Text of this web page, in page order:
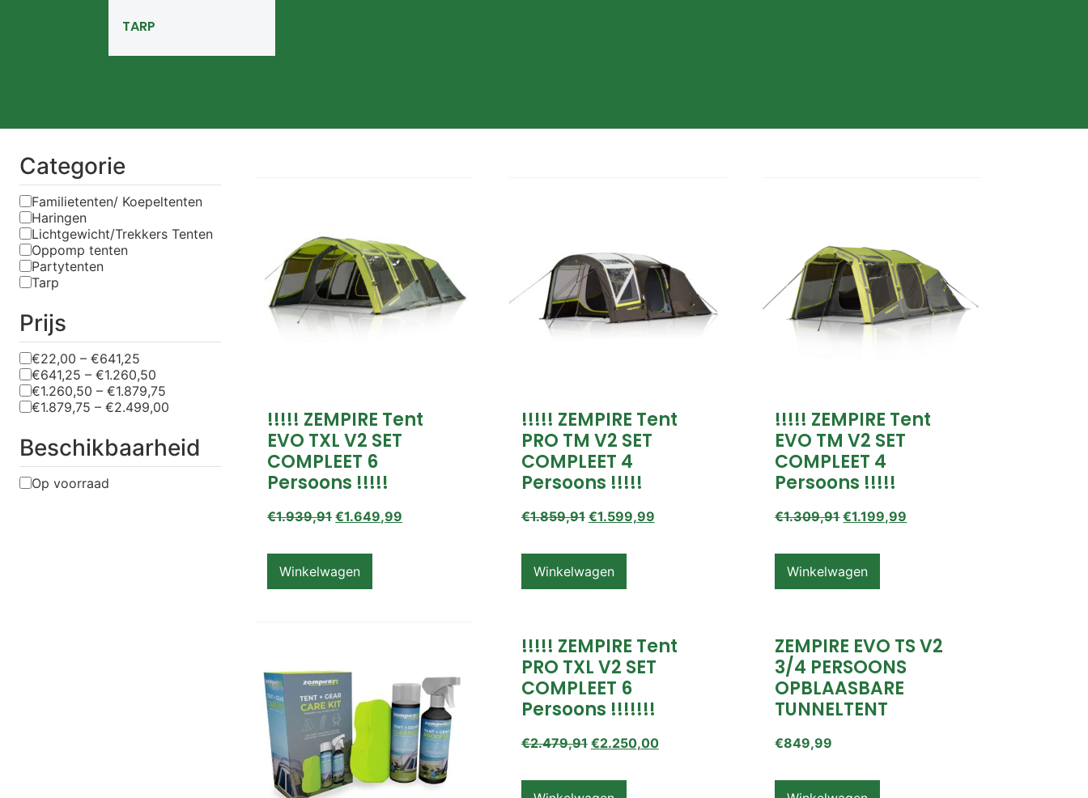
TARP
Categorie
Familietenten/ Koepeltenten
Haringen
Lichtgewicht/Trekkers Tenten
Oppomp tenten
Partytenten
Tarp
Prijs
€22,00 – €641,25
€641,25 – €1.260,50
€1.260,50 – €1.879,75
€1.879,75 – €2.499,00
Beschikbaarheid
Op voorraad
!!!!! ZEMPIRE Tent
EVO TXL V2 SET
COMPLEET 6
Persoons !!!!!
€1.939,91 €1.649,99
Winkelwagen
!!!!! ZEMPIRE Tent
PRO TM V2 SET
COMPLEET 4
Persoons !!!!!
€1.859,91 €1.599,99
Winkelwagen
!!!!! ZEMPIRE Tent
EVO TM V2 SET
COMPLEET 4
Persoons !!!!!
€1.309,91 €1.199,99
Winkelwagen
!!!!! ZEMPIRE Tent
PRO TXL V2 SET
COMPLEET 6
Persoons !!!!!!!
€2.479,91 €2.250,00
ZEMPIRE EVO TS V2
3/4 PERSOONS
OPBLAASBARE
TUNNELTENT
€849,99